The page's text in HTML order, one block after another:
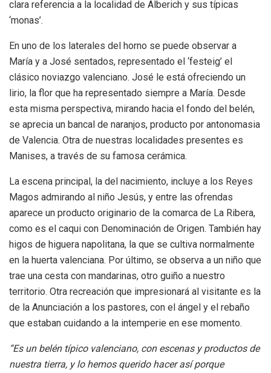
clara referencia a la localidad de Alberich y sus típicas
‘monas’.
En uno de los laterales del horno se puede observar a
María y a José sentados, representado el ‘festeig’ el
clásico noviazgo valenciano. José le está ofreciendo un
lirio, la flor que ha representado siempre a María. Desde
esta misma perspectiva, mirando hacia el fondo del belén,
se aprecia un bancal de naranjos, producto por antonomasia
de Valencia. Otra de nuestras localidades presentes es
Manises, a través de su famosa cerámica.
La escena principal, la del nacimiento, incluye a los Reyes
Magos admirando al niño Jesús, y entre las ofrendas
aparece un producto originario de la comarca de La Ribera,
como es el caqui con Denominación de Origen. También hay
higos de higuera napolitana, la que se cultiva normalmente
en la huerta valenciana. Por último, se observa a un niño que
trae una cesta con mandarinas, otro guiño a nuestro
territorio. Otra recreación que impresionará al visitante es la
de la Anunciación a los pastores, con el ángel y el rebaño
que estaban cuidando a la intemperie en ese momento.
“Es un belén típico valenciano, con escenas y productos de
nuestra tierra, y lo hemos querido hacer así porque